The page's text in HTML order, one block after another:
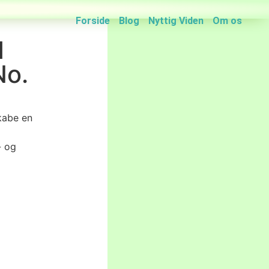
Forside Blog Nyttig Viden Om os
en
og